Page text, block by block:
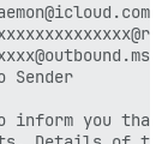
Sender
inform you